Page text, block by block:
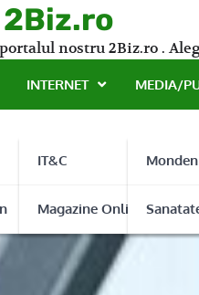
nostru 2Biz.ro .
INTERNET
IT&C
Magazine Online
MEDIA/
Monden
si